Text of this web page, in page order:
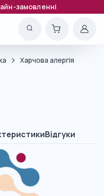
замовленні
Харчова алергія
Відгуки